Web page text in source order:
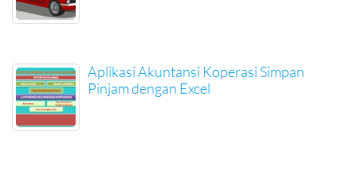
Aplikasi Akuntansi Koperasi Simpan
Pinjam dengan Excel